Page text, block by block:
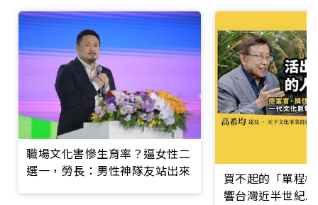
職場文化害慘生育率？逼女性二
選一，勞長：男性神隊友站出來
買不起的「單程
響台灣近半世紀